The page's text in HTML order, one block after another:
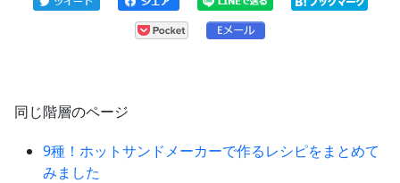
同じ階層のページ
9種！ホットサンドメーカーで作るレシピをまとめて
みました